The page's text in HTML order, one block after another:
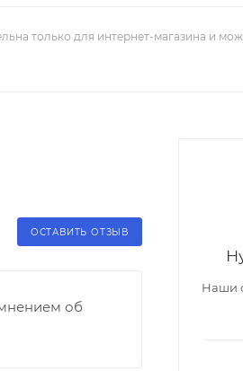
только для интернет-магазина и
ОСТАВИТЬ ОТЗЫВ
об
Наши